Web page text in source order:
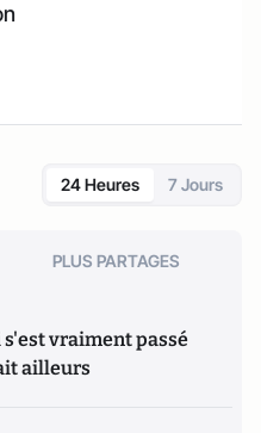
24 Heures 7 Jours
PLUS PARTAGES
s'est vraiment passé
ailleurs